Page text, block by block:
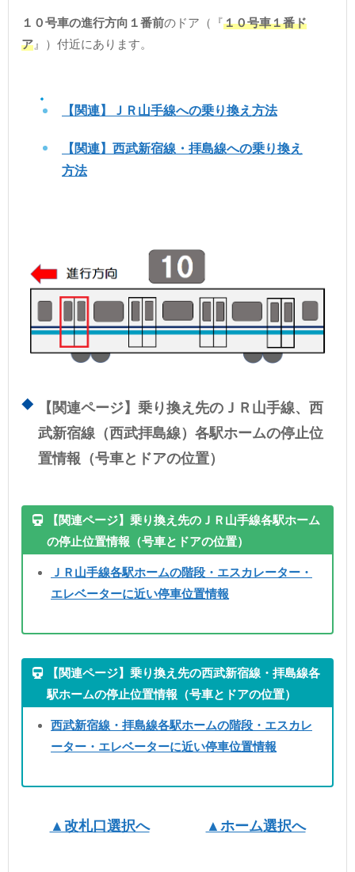
１０号車の進行方向１番前のドア（『１０号車１番ド
ア 』）付近にあります。
【関連】ＪＲ山手線への乗り換え方法
【関連】西武新宿線・拝島線への乗り換え
方法
【関連ページ】乗り換え先のＪＲ山手線、西
武新宿線（西武拝島線）各駅ホームの停止位
置情報（号車とドアの位置）
【関連ページ】乗り換え先のＪＲ山手線各駅ホーム
の停止位置情報（号車とドアの位置）
ＪＲ山手線各駅ホームの階段・エスカレーター・
エレベーターに近い停車位置情報
【関連ページ】乗り換え先の西武新宿線・拝島線各
駅ホームの停止位置情報（号車とドアの位置）
西武新宿線・拝島線各駅ホームの階段・エスカレ
ーター・エレベーターに近い停車位置情報
▲改札口選択へ ▲ホーム選択へ